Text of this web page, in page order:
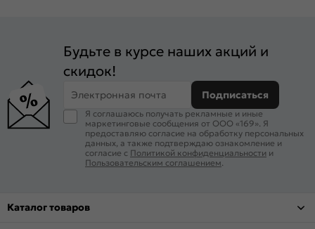
Будьте в курсе наших акций и
скидок!
Электронная почта Подписаться
Я соглашаюсь получать рекламные и иные
маркетинговые сообщения от ООО «169». Я
предоставляю согласие на обработку персональных
данных, а также подтверждаю ознакомление и
согласие с Политикой конфиденциальности и
Пользовательским соглашением
Каталог товаров